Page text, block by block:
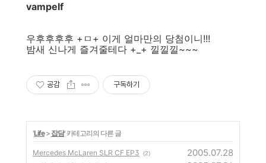
vampelf
우후후후후 +ㅁ+ 이게 얼마만의 당첨이니!!!
밤새 신나게 즐겨줄테다 +_+ 낄낄낄~~~
공감 구독하기
'Life> 잡담' 카테고리의 다른 글
Mercedes McLaren SLR CF EP3 (2) 2005.07.28